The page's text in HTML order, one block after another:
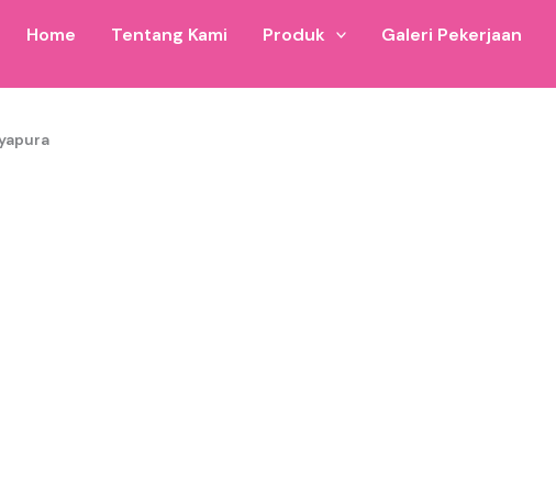
Home Tentang Kami Produk Galeri Pekerjaan